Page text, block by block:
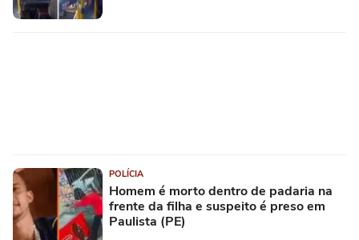
POLÍCIA
Homem é morto dentro de padaria na
frente da filha e suspeito é preso em
Paulista (PE)